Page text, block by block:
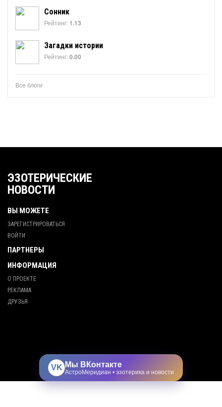
Сонник
Рейтинг: 1.13
Загадки истории
Рейтинг:0.00
Все блоги
ЭЗОТЕРИЧЕСКИЕ
НОВОСТИ
ВЫ МОЖЕТЕ
ЗАРЕГИСТРИРОВАТЬСЯ
ВОЙТИ
ПАРТНЕРЫ
ИНФОРМАЦИЯ
О ПРОЕКТЕ
РЕКЛАМА
ДРУЗЬЯ
VK Мы ВКонтакте
АстроМеридиан • эзотерика и новости